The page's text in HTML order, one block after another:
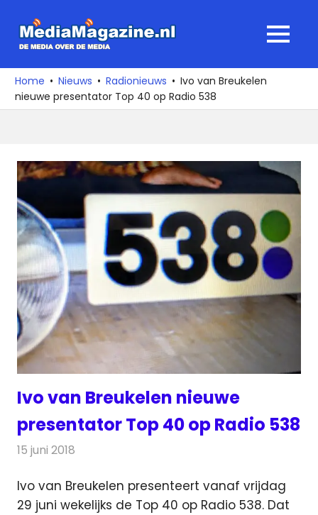
naar
media
over
de
MENU
Home Nieuws Radionieuws
Ivo van Breukelen
nieuwe presentator Top 40 op Radio 538
Ivo van Breukelen nieuwe
presentator Top 40 op Radio 538
15 juni 2018
Ivo van Breukelen presenteert vanaf vrijdag
29 juni wekelijks de Top 40 op Radio 538. Dat